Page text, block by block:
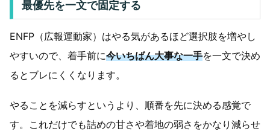
最優先を一文で固定する
ENFP（広報運動家）はやる気があるほど選択肢を増やし
やすいので、着手前に今いちばん大事な一手を一文で決め
るとブレにくくなります。
やることを減らすというより、順番を先に決める感覚で
す。これだけでも詰めの甘さや着地の弱さをかなり減らせ